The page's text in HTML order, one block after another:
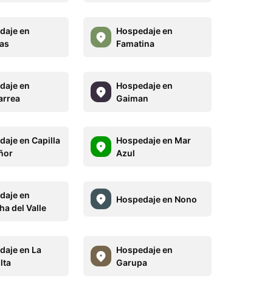
en
Hospedaje en
Famatina
en
Hospedaje en
Gaiman
en Capilla
Hospedaje en Mar
Azul
en
del Valle
Hospedaje en Nono
en La
Hospedaje en
Garupa